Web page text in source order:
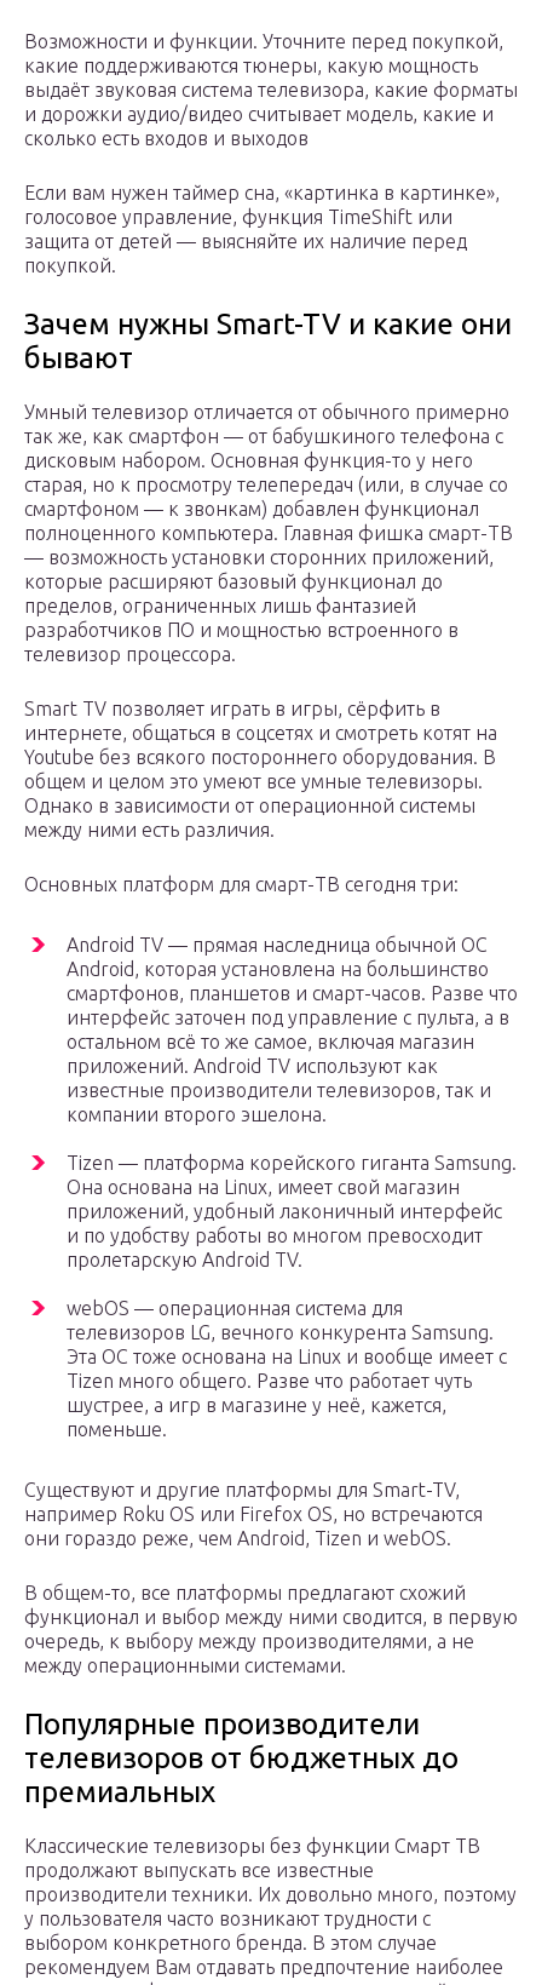
Возможности и функции. Уточните перед покупкой,
какие поддерживаются тюнеры, какую мощность
выдаёт звуковая система телевизора, какие форматы
и дорожки аудио/видео считывает модель, какие и
сколько есть входов и выходов
Если вам нужен таймер сна, «картинка в картинке»,
голосовое управление, функция TimeShift или
защита от детей — выясняйте их наличие перед
покупкой.
Зачем нужны Smart-TV и какие они
бывают
Умный телевизор отличается от обычного примерно
так же, как смартфон — от бабушкиного телефона с
дисковым набором. Основная функция-то у него
старая, но к просмотру телепередач (или, в случае со
смартфоном — к звонкам) добавлен функционал
полноценного компьютера. Главная фишка смарт-ТВ
— возможность установки сторонних приложений,
которые расширяют базовый функционал до
пределов, ограниченных лишь фантазией
разработчиков ПО и мощностью встроенного в
телевизор процессора.
Smart TV позволяет играть в игры, сёрфить в
интернете, общаться в соцсетях и смотреть котят на
Youtube без всякого постороннего оборудования. В
общем и целом это умеют все умные телевизоры.
Однако в зависимости от операционной системы
между ними есть различия.
Основных платформ для смарт-ТВ сегодня три:
Android TV — прямая наследница обычной ОС
Android, которая установлена на большинство
смартфонов, планшетов и смарт-часов. Разве что
интерфейс заточен под управление с пульта, а в
остальном всё то же самое, включая магазин
приложений. Android TV используют как
известные производители телевизоров, так и
компании второго эшелона.
Tizen — платформа корейского гиганта Samsung.
Она основана на Linux, имеет свой магазин
приложений, удобный лаконичный интерфейс
и по удобству работы во многом превосходит
пролетарскую Android TV.
webOS — операционная система для
телевизоров LG, вечного конкурента Samsung.
Эта ОС тоже основана на Linux и вообще имеет с
Tizen много общего. Разве что работает чуть
шустрее, а игр в магазине у неё, кажется,
поменьше.
Существуют и другие платформы для Smart-TV,
например Roku OS или Firefox OS, но встречаются
они гораздо реже, чем Android, Tizen и webOS.
В общем-то, все платформы предлагают схожий
функционал и выбор между ними сводится, в первую
очередь, к выбору между производителями, а не
между операционными системами.
Популярные производители
телевизоров от бюджетных до
премиальных
Классические телевизоры без функции Смарт ТВ
продолжают выпускать все известные
производители техники. Их довольно много, поэтому
у пользователя часто возникают трудности с
выбором конкретного бренда. В этом случае
рекомендуем Вам отдавать предпочтение наиболее